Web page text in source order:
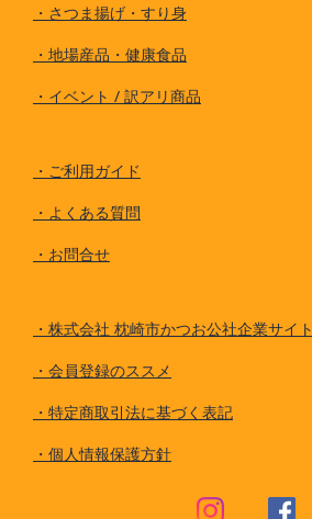
・ さつま揚げ・すり身
・ 地場産品・健康食品
・ イベント / 訳アリ商品
・ ご利用ガイド
・ よくある質問
・ お問合せ
・ 株式会社 枕崎市かつお公社企業サイト
・ 会員登録のススメ
・ 特定商取引法に基づく表記
・ 個人情報保護方針